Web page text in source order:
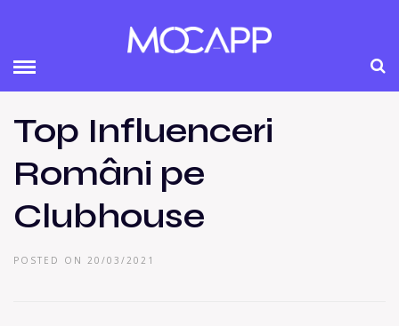
Top Influenceri
Români pe
Clubhouse
POSTED ON 20/03/2021